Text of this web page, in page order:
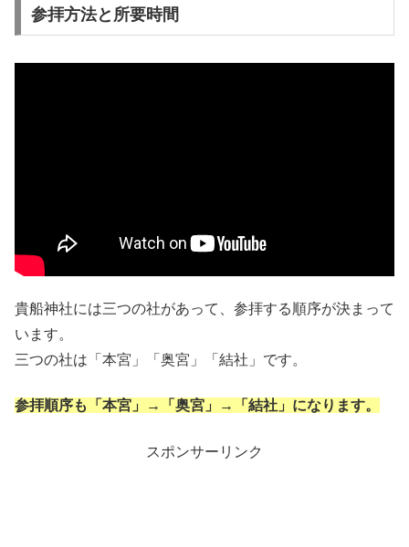
参拝方法と所要時間
貴船神社には三つの社があって、参拝する順序が決まって
います。
三つの社は「本宮」「奥宮」「結社」です。
参拝順序も「本宮」→「奥宮」→「結社」になります。
スポンサーリンク